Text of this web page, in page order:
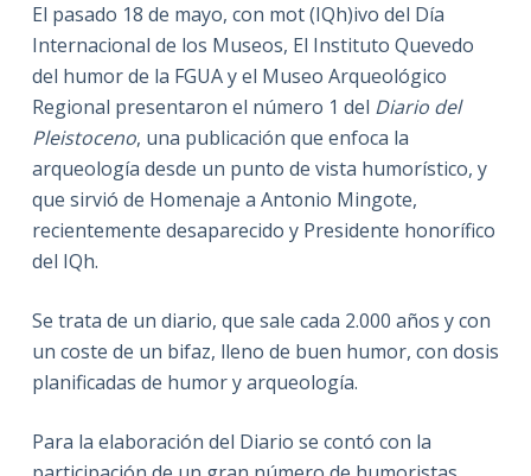
El pasado 18 de mayo, con mot (IQh)ivo del Día
Internacional de los Museos, El Instituto Quevedo
del humor de la FGUA y el Museo Arqueológico
Regional presentaron el número 1 del Diario del
Pleistoceno, una publicación que enfoca la
arqueología desde un punto de vista humorístico, y
que sirvió de Homenaje a Antonio Mingote,
recientemente desaparecido y Presidente honorífico
del IQh.
Se trata de un diario, que sale cada 2.000 años y con
un coste de un bifaz, lleno de buen humor, con dosis
planificadas de humor y arqueología.
Para la elaboración del Diario se contó con la